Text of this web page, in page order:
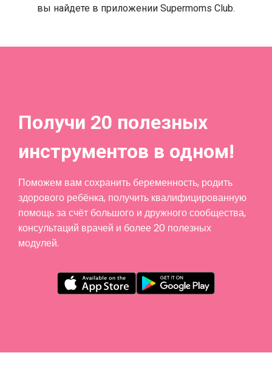
вы найдете в приложении Supermoms Club.
Получи 20 полезных
инструментов в одном!
Поможем вам сохранить беременность, родить
здорового ребёнка, получить квалифицированную
помощь за счёт большого и дружного сообщества,
консультаций врачей и более 20 полезных
модулей.